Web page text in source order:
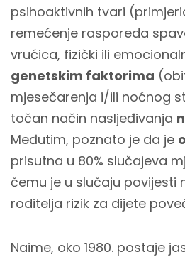
psihoaktivnih tvari
remećenje rasporeda
vrućica, fizički ili
genetskim faktorima
mjesečarenja i/ili noćnog
točan način nasljeđivanja
Međutim, poznato je da je
prisutna u 80% slučajeva
čemu je u slučaju povijesti
roditelja rizik za dijete
Naime, oko 1980. postaje